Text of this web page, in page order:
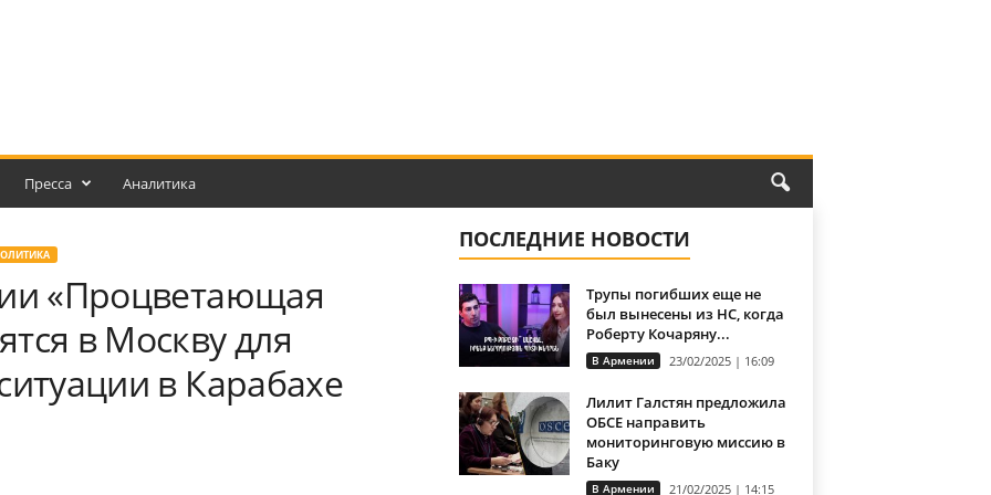
Пресса Аналитика
«Процветающая
в Москву для
в Карабахе
ПОСЛЕДНИЕ НОВОСТИ
Трупы погибших еще не
был вынесены из НС, когда
Роберту Кочаряну...
В Армении 23/02/2025 | 16:09
Лилит Галстян предложила
ОБСЕ направить
мониторинговую миссию в
Баку
В Армении 21/02/2025 | 14:15